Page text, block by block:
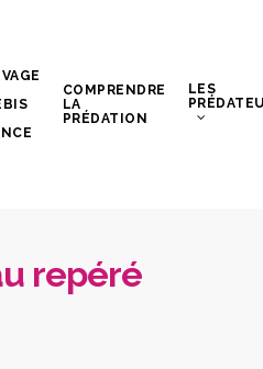
COMPRENDRE
LA
PRÉDATION
LES
repéré